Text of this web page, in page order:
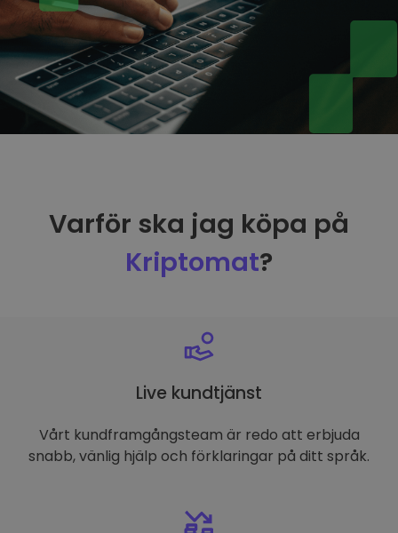
Varför ska jag köpa på
Kriptomat?
Live kundtjänst
Vårt kundframgångsteam är redo att erbjuda
snabb, vänlig hjälp och förklaringar på ditt språk.